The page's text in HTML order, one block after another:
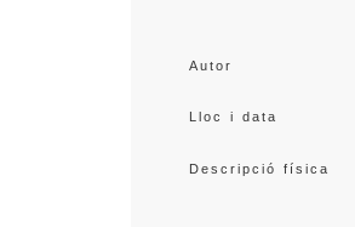
Autor
Lloc i data
Descripció física